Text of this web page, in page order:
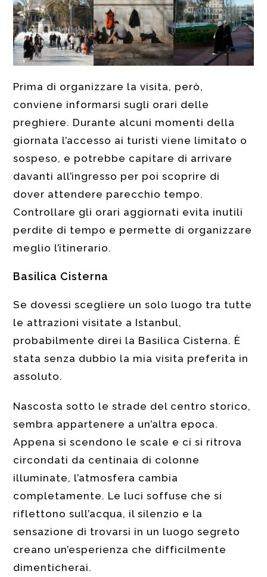
Prima di organizzare la visita, però,
conviene informarsi sugli orari delle
preghiere. Durante alcuni momenti della
giornata l’accesso ai turisti viene limitato o
sospeso, e potrebbe capitare di arrivare
davanti all’ingresso per poi scoprire di
dover attendere parecchio tempo.
Controllare gli orari aggiornati evita inutili
perdite di tempo e permette di organizzare
meglio l’itinerario.
Basilica Cisterna
Se dovessi scegliere un solo luogo tra tutte
le attrazioni visitate a Istanbul,
probabilmente direi la Basilica Cisterna. È
stata senza dubbio la mia visita preferita in
assoluto.
Nascosta sotto le strade del centro storico,
sembra appartenere a un’altra epoca.
Appena si scendono le scale e ci si ritrova
circondati da centinaia di colonne
illuminate, l’atmosfera cambia
completamente. Le luci soffuse che si
riflettono sull’acqua, il silenzio e la
sensazione di trovarsi in un luogo segreto
creano un’esperienza che difficilmente
dimenticherai.